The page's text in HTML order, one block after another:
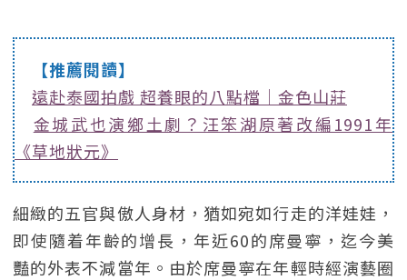
【推薦閱讀】
遠赴泰國拍戲 超養眼的八點檔｜金色山莊
金城武也演鄉土劇？汪笨湖原著改編1991年
《草地狀元》
細緻的五官與傲人身材，猶如宛如行走的洋娃娃，
即使隨着年齡的增長，年近60的席曼寧，迄今美
豔的外表不減當年。由於席曼寧在年輕時經演藝圈